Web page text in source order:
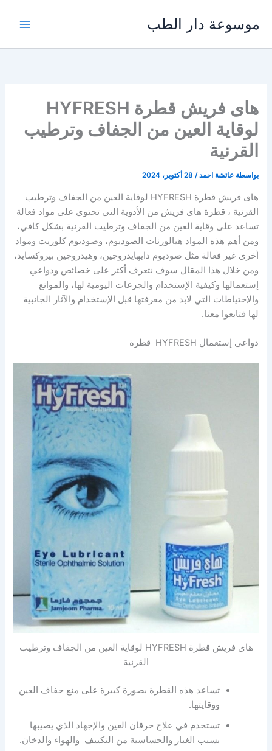
المحتوى
موسوعة دار الطب
هاى فريش قطرة HYFRESH
لوقاية العين من الجفاف وترطيب
القرنية
بواسطة عائشة احمد/ 28 أكتوبر، 2024
هاى فريش قطرة HYFRESH لوقاية العين من الجفاف وترطيب
القرنية ، قطرة هاى فريش من الأدوية التي تحتوي على مواد فعالة
تساعد على وقاية العين من الجفاف وترطيب القرنية بشكل كافي،
ومن أهم هذه المواد هيالورنات الصوديوم، وصوديوم كلوريت ومواد
أخرى غير فعالة مثل صوديوم دايهايدروجين، وهيدروجين بيروكسايد،
ومن خلال هذا المقال سوف نتعرف أكثر على خصائص ودواعي
إستعمالها وكيفية الإستخدام والجرعات اليومية لها، والموانع
والإحتياطات التي لابد من معرفتها قبل الإستخدام والآثار الجانبية
لها فتابعوا معنا.
دواعي إستعمال HYFRESH قطرة
هاى فريش قطرة HYFRESH لوقاية العين من الجفاف وترطيب
القرنية
تساعد هذه القطرة بصورة كبيرة على منع جفاف العين
ووقايتها.
تستخدم في علاج حرقان العين والإجهاد الذي يصيبها
بسبب الغبار والحساسية من التكييف والهواء والدخان.